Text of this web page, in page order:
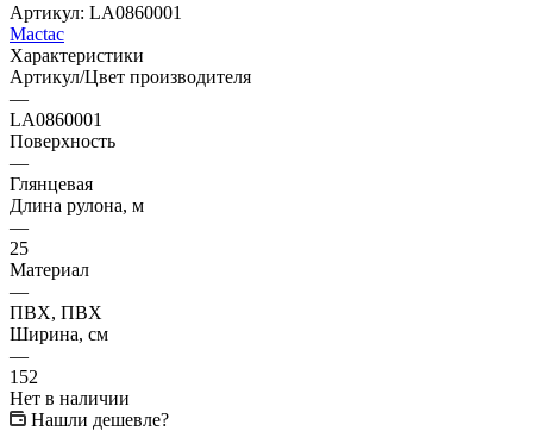
Артикул: LA0860001
Mactac
Характеристики
Артикул/Цвет производителя
—
LA0860001
Поверхность
—
Глянцевая
Длина рулона, м
—
25
Материал
—
ПВХ, ПВХ
Ширина, см
—
152
Нет в наличии
Нашли дешевле?